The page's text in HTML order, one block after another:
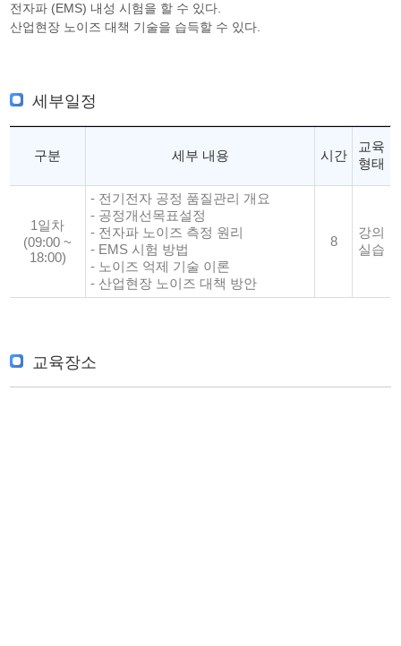
전자파 (EMS) 내성 시험을 할 수 있다.
산업현장 노이즈 대책 기술을 습득할 수 있다.
세부일정
구분 세부 내용 시간
교육
형태
1일차
(09:00 ~
18:00)
- 전기전자 공정 품질관리 개요
- 공정개선목표설정
- 전자파 노이즈 측정 원리
- EMS 시험 방법
- 노이즈 억제 기술 이론
- 산업현장 노이즈 대책 방안
8
강의
실습
교육장소